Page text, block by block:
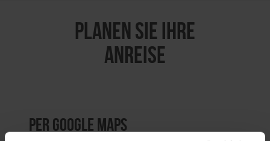
PLANEN SIE IHRE
ANREISE
per Google Maps